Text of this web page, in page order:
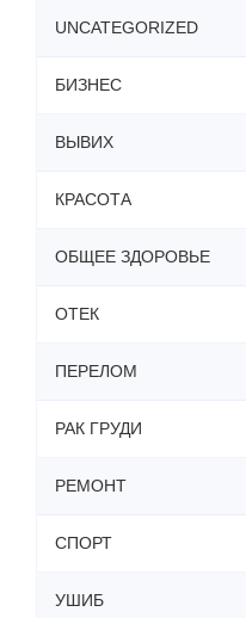
UNCATEGORIZED
БИЗНЕС
ВЫВИХ
КРАСОТА
ОБЩЕЕ ЗДОРОВЬЕ
ОТЕК
ПЕРЕЛОМ
РАК ГРУДИ
РЕМОНТ
СПОРТ
УШИБ